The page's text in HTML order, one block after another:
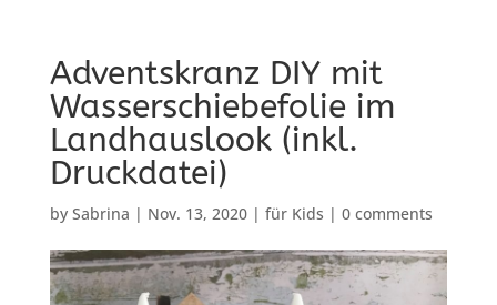
Adventskranz DIY mit
Wasserschiebefolie im
Landhauslook (inkl.
Druckdatei)
by Sabrina | Nov. 13, 2020| für Kids | 0 comments